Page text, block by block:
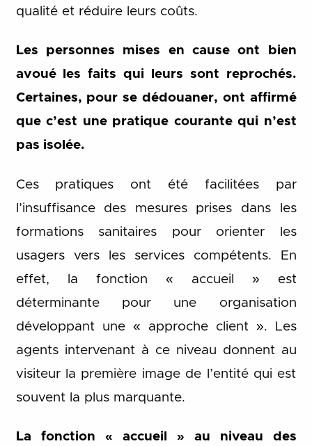
qualité et réduire leurs coûts.
Les personnes mises en cause ont bien
avoué les faits qui leurs sont reprochés.
Certaines, pour se dédouaner, ont affirmé
que c’est une pratique courante qui n’est
pas isolée.
Ces pratiques ont été facilitées par
l’insuffisance des mesures prises dans les
formations sanitaires pour orienter les
usagers vers les services compétents. En
effet, la fonction « accueil » est
déterminante pour une organisation
développant une « approche client ». Les
agents intervenant à ce niveau donnent au
visiteur la première image de l’entité qui est
souvent la plus marquante.
La fonction « accueil » au niveau des